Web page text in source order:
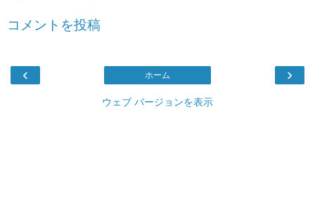
コメントを投稿
‹ ›
ホーム
ウェブ バージョンを表示